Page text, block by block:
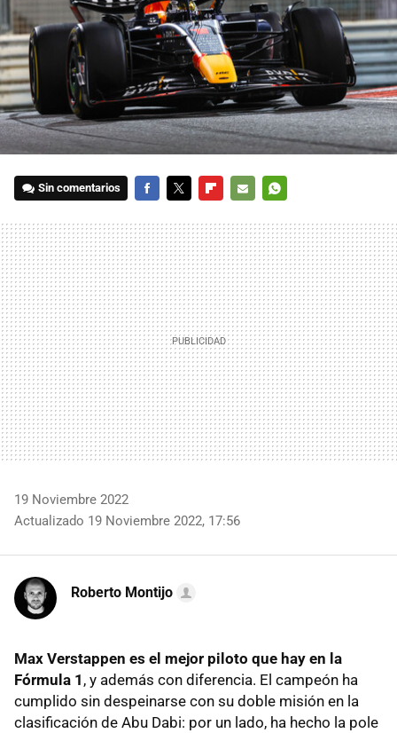
Sin comentarios
MAIL
19 Noviembre 2022
Actualizado 19 Noviembre 2022, 17:56
Roberto Montijo
Max Verstappen es el mejor piloto que hay en la
Fórmula 1 , y además con diferencia. El campeón ha
cumplido sin despeinarse con su doble misión en la
clasificación de Abu Dabi: por un lado, ha hecho la pole